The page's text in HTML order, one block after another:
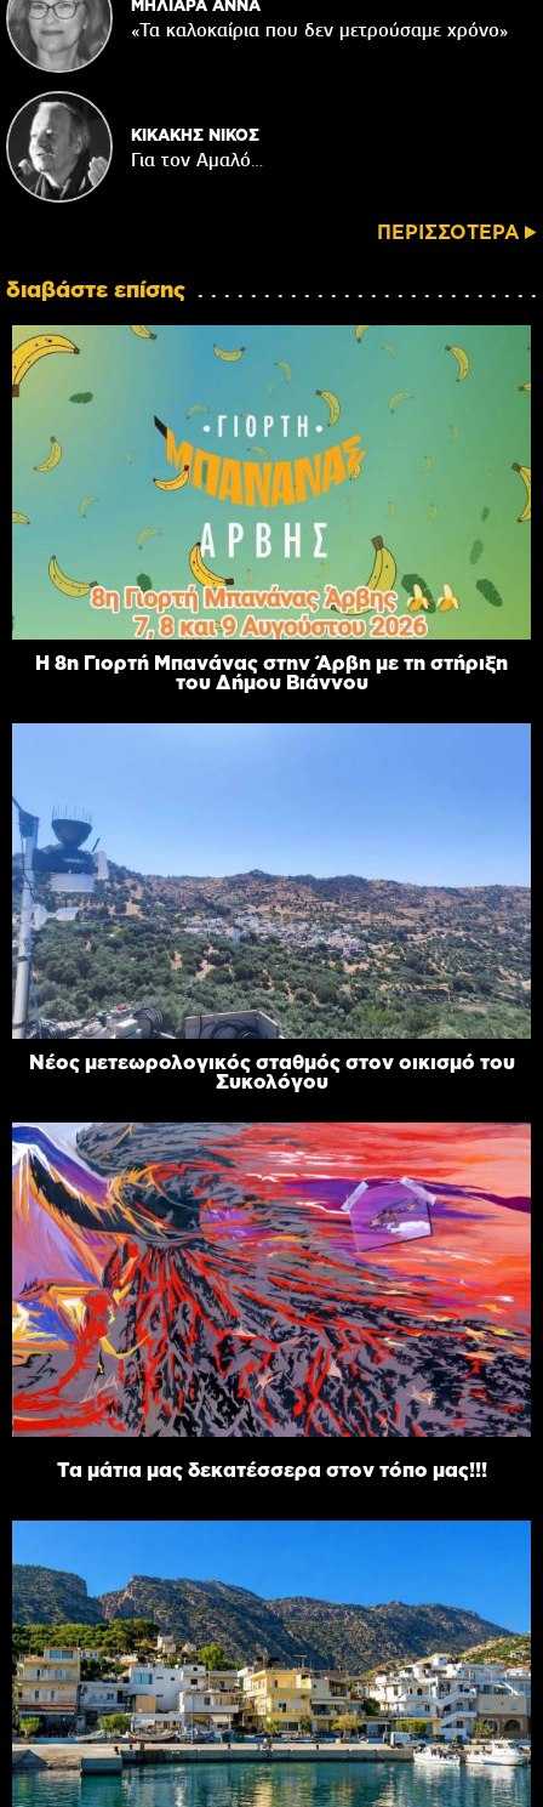
ΜΗΛΙΑΡΑ ΑΝΝΑ
«Τα καλοκαίρια που δεν μετρούσαμε χρόνο»
ΚΙΚΑΚΗΣ ΝΙΚΟΣ
Για τον Αμαλό…
ΠΕΡΙΣΣΟΤΕΡΑ
διαβάστε επίσης
Η 8η Γιορτή Μπανάνας στην Άρβη με τη στήριξη
του Δήμου Βιάννου
Νέος μετεωρολογικός σταθμός στον οικισμό του
Συκολόγου
Τα μάτια μας δεκατέσσερα στον τόπο μας!!!